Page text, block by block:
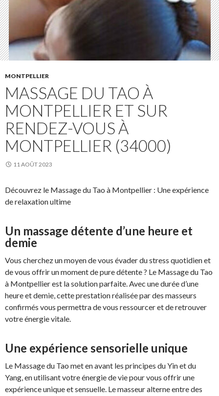
MONTPELLIER
MASSAGE DU TAO À
MONTPELLIER ET SUR
RENDEZ-VOUS À
MONTPELLIER (34000)
11 AOÛT 2023
Découvrez le Massage du Tao à Montpellier : Une expérience
de relaxation ultime
Un massage détente d’une heure et
demie
Vous cherchez un moyen de vous évader du stress quotidien et
de vous offrir un moment de pure détente ? Le Massage du Tao
à Montpellier est la solution parfaite. Avec une durée d’une
heure et demie, cette prestation réalisée par des masseurs
confirmés vous permettra de vous ressourcer et de retrouver
votre énergie vitale.
Une expérience sensorielle unique
Le Massage du Tao met en avant les principes du Yin et du
Yang, en utilisant votre énergie de vie pour vous offrir une
expérience unique et sensuelle. Le masseur alterne entre des